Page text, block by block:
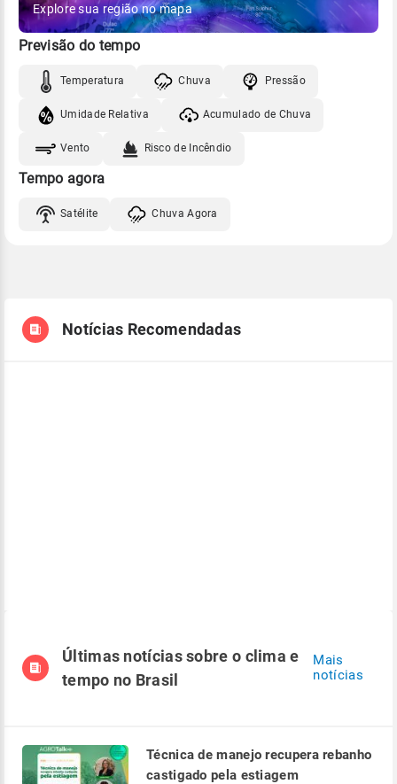
Explore sua região no mapa
Previsão do tempo
Temperatura Chuva Pressão
Umidade Relativa Acumulado de Chuva
Vento Risco de Incêndio
Tempo agora
Satélite Chuva Agora
Notícias Recomendadas
Últimas notícias sobre o clima e
tempo no Brasil
Mais
notícias
Técnica de manejo recupera rebanho
castigado pela estiagem